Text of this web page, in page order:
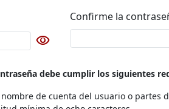
visibility
la visibilidad de la contraseña
Confirme la
Botón para cambiar
debe cumplir los siguientes
de cuenta del usuario o partes